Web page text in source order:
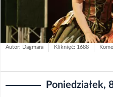
Autor: Dagmara Kliknięć: 1688
Poniedziałek,